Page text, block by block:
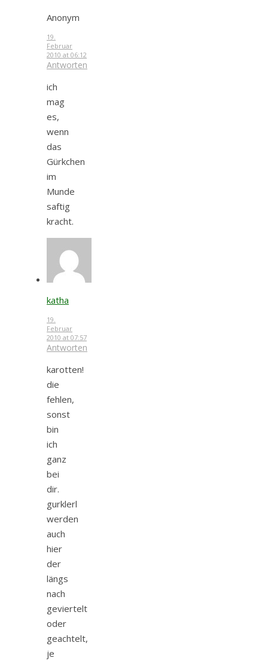
Anonym
19.
Februar
2010 at 06:12
Antworten
ich
mag
es,
wenn
das
Gürkchen
im
Munde
saftig
kracht.
katha
19.
Februar
2010 at 07:57
Antworten
karotten!
die
fehlen,
sonst
bin
ich
ganz
bei
dir.
gurklerl
werden
auch
hier
der
längs
nach
geviertelt
oder
geachtelt,
je